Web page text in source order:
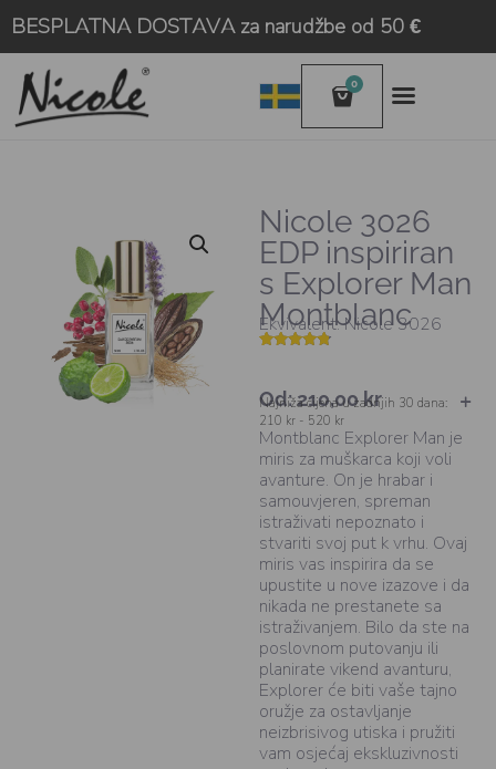
BESPLATNA DOSTAVA za narudžbe od 50 €
0
Nicole 3026
EDP inspiriran
s Explorer Man
Montblanc
Ekvivalent: Nicole 3026
ukupno 5
(
korisnika)
Od:210,00kr
Najniža cijena u zadnjih 30 dana:
210 kr - 520 kr
Montblanc Explorer Man je
miris za muškarca koji voli
avanture. On je hrabar i
samouvjeren, spreman
istraživati nepoznato i
stvariti svoj put k vrhu. Ovaj
miris vas inspirira da se
upustite u nove izazove i da
nikada ne prestanete sa
istraživanjem. Bilo da ste na
poslovnom putovanju ili
planirate vikend avanturu,
Explorer će biti vaše tajno
oružje za ostavljanje
neizbrisivog utiska i pružiti
vam osjećaj ekskluzivnosti